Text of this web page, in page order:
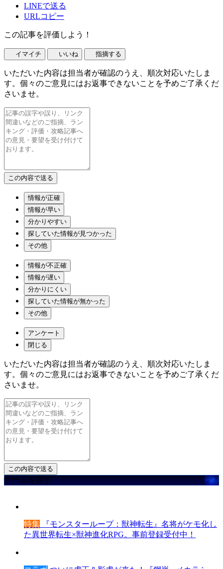
LINEで送る
URLコピー
この記事を評価しよう！
イマイチ いいね 指摘する
いただいた内容は担当者が確認のうえ、順次対応いたしま
す。個々のご意見にはお返事できないことを予めご了承くだ
さいませ。
情報が正確
情報が早い
分かりやすい
探していた情報が見つかった
その他
情報が不正確
情報が遅い
分かりにくい
探していた情報が無かった
その他
アンケート
閉じる
いただいた内容は担当者が確認のうえ、順次対応いたしま
す。個々のご意見にはお返事できないことを予めご了承くだ
さいませ。
ゲームを探す
特集 『モンスターループ：獣神転生』名将がケモ化し
た異世界転生×獣神進化RPG。事前登録受付中！